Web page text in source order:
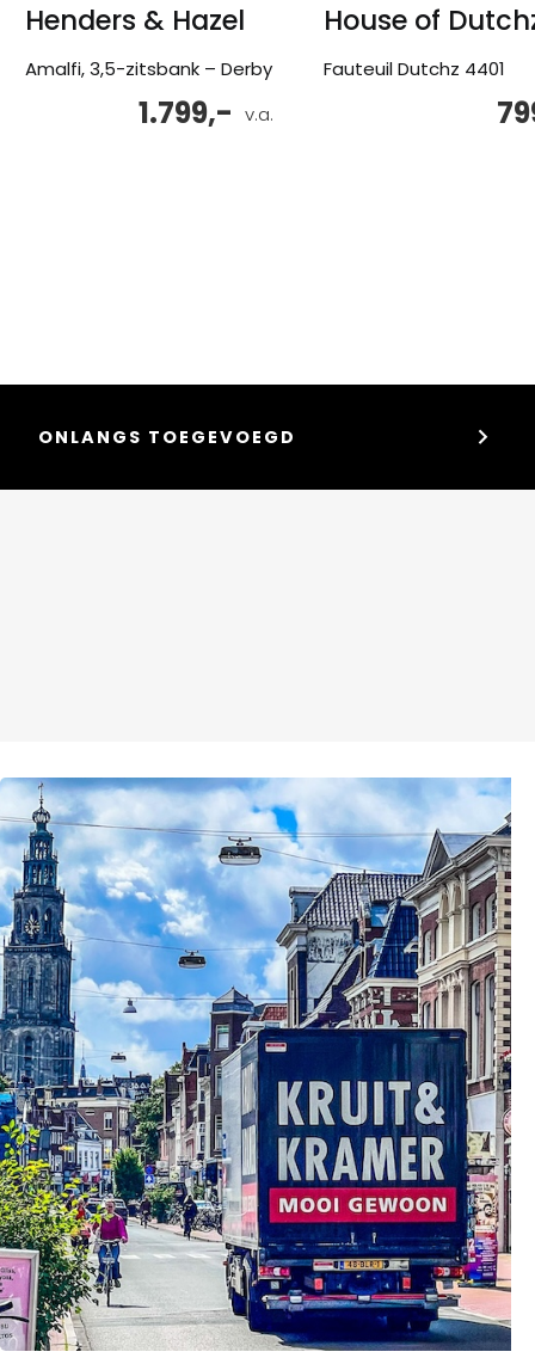
Henders & Hazel
Amalfi, 3,5-zitsbank – Derby
v.a.
1.799,-
House of
Fauteuil Dutchz 4401
ONLANGS TOEGEVOEGD keyboard_arrow_right